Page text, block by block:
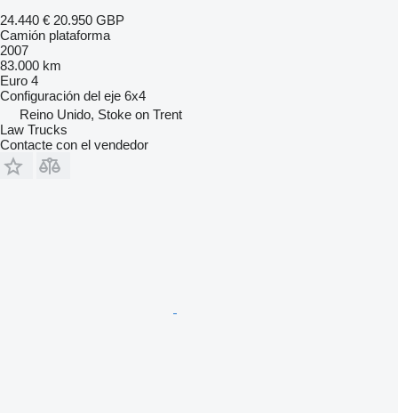
24.440 € 20.950 GBP
Camión plataforma
2007
83.000 km
Euro 4
Configuración del eje 6x4
Reino Unido, Stoke on Trent
Law Trucks
Contacte con el vendedor